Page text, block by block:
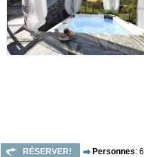
RÉSERVER! Personnes: 6